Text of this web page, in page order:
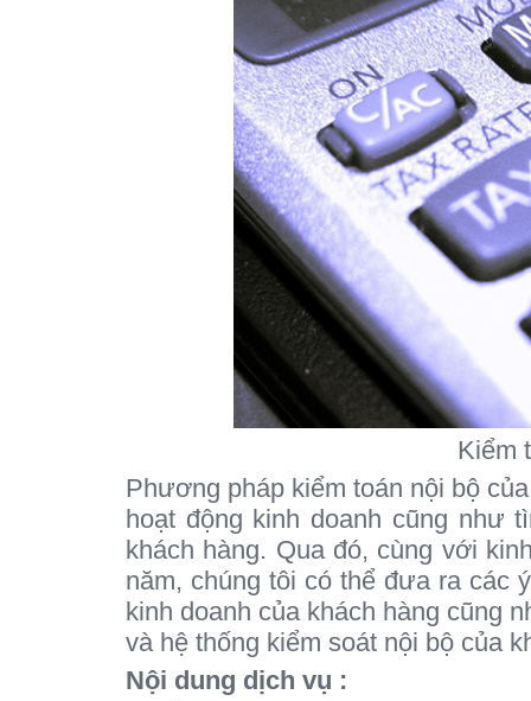
Kiểm
Phương pháp kiểm toán nội bộ
hoạt động kinh doanh cũng như
khách hàng. Qua đó, cùng với
năm, chúng tôi có thể đưa ra các
kinh doanh của khách hàng cũng
và hệ thống kiểm soát nội bộ của
Nội dung dịch vụ :